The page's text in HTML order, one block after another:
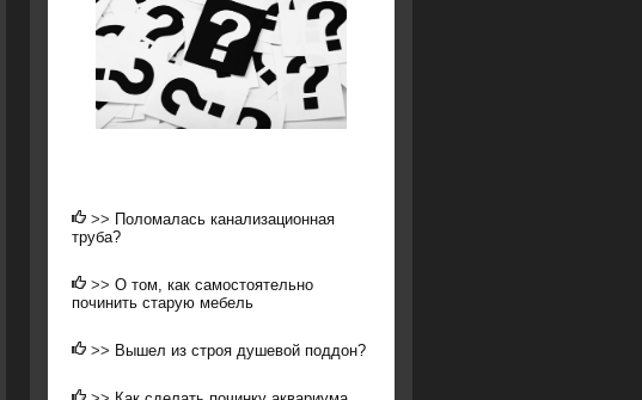
>> Поломалась канализационная
труба?
>> О том, как самостоятельно
починить старую мебель
>> Вышел из строя душевой поддон?